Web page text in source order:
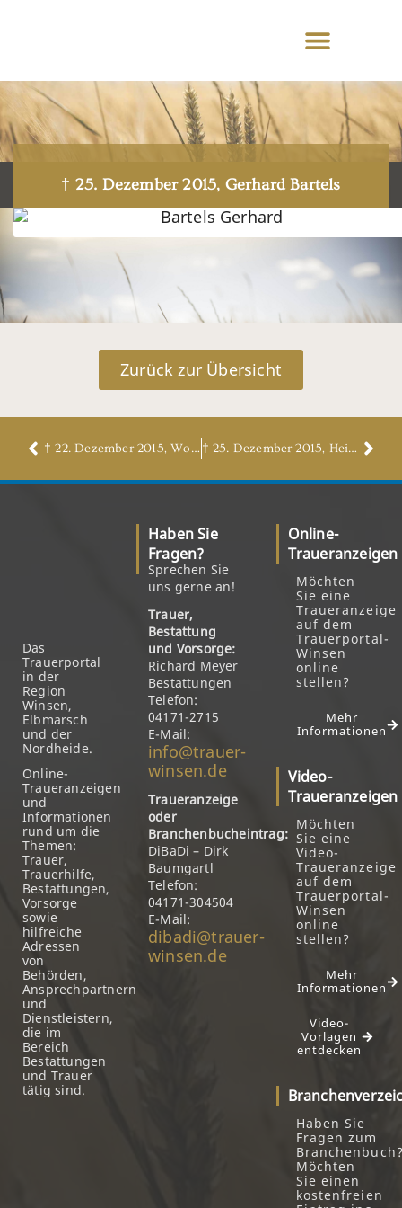
† 25. Dezember 2015, Gerhard Bartels
Zurück zur Übersicht
† 22. Dezember 2015, Wolfgang Fichtner † 25. Dezember 2015, Heinrich Kistenbrügger
Das
Trauerportal
in der
Region
Winsen,
Elbmarsch
und der
Nordheide.
Online-
Traueranzeigen
und
Informationen
rund um die
Themen:
Trauer,
Trauerhilfe,
Bestattungen,
Vorsorge
sowie
hilfreiche
Adressen
von
Behörden,
Ansprechpartnern
und
Dienstleistern,
die im
Bereich
Bestattungen
und Trauer
tätig sind.
Haben Sie
Fragen?
Sprechen Sie
uns gerne an!
Trauer,
Bestattung
und Vorsorge:
Richard Meyer
Bestattungen
Telefon:
04171-2715
E-Mail:
info@trauer-
winsen.de
Traueranzeige
oder
Branchenbucheintrag:
DiBaDi – Dirk
Baumgartl
Telefon:
04171-304504
E-Mail:
dibadi@trauer-
winsen.de
Online-
Traueranzeigen
Möchten
Sie eine
Traueranzeige
auf dem
Trauerportal-
Winsen
online
stellen?
Mehr
Informationen
Video-
Traueranzeigen
Möchten
Sie eine
Video-
Traueranzeige
auf dem
Trauerportal-
Winsen
online
stellen?
Mehr
Informationen
Video-
Vorlagen
entdecken
Haben Sie
Fragen zum
Möchten
Sie einen
kostenfreien